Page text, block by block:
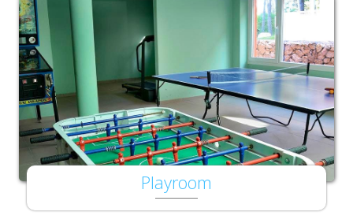
Playroom